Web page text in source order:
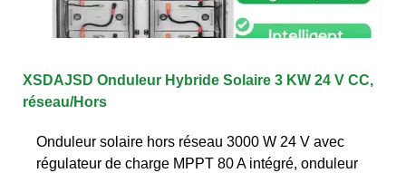
XSDAJSD Onduleur Hybride Solaire 3 KW 24 V CC,
réseau/Hors
Onduleur solaire hors réseau 3000 W 24 V avec
régulateur de charge MPPT 80 A intégré, onduleur